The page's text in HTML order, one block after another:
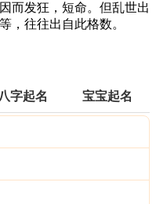
而发狂，短命。但乱世出
，往往出自此格数。
字起名 宝宝起名